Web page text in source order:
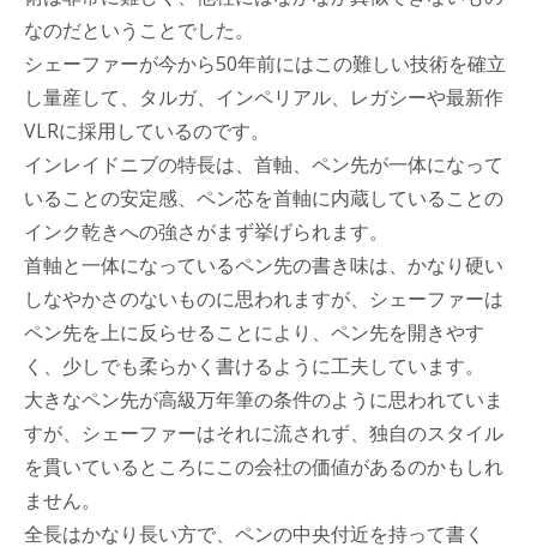
なのだということでした。
シェーファーが今から50年前にはこの難しい技術を確立
し量産して、タルガ、インペリアル、レガシーや最新作
VLRに採用しているのです。
インレイドニブの特長は、首軸、ペン先が一体になって
いることの安定感、ペン芯を首軸に内蔵していることの
インク乾きへの強さがまず挙げられます。
首軸と一体になっているペン先の書き味は、かなり硬い
しなやかさのないものに思われますが、シェーファーは
ペン先を上に反らせることにより、ペン先を開きやす
く、少しでも柔らかく書けるように工夫しています。
大きなペン先が高級万年筆の条件のように思われていま
すが、シェーファーはそれに流されず、独自のスタイル
を貫いているところにこの会社の価値があるのかもしれ
ません。
全長はかなり長い方で、ペンの中央付近を持って書く